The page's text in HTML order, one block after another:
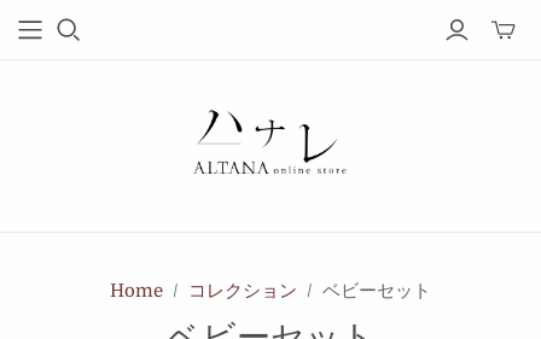
Home / コレクション / ベビーセット